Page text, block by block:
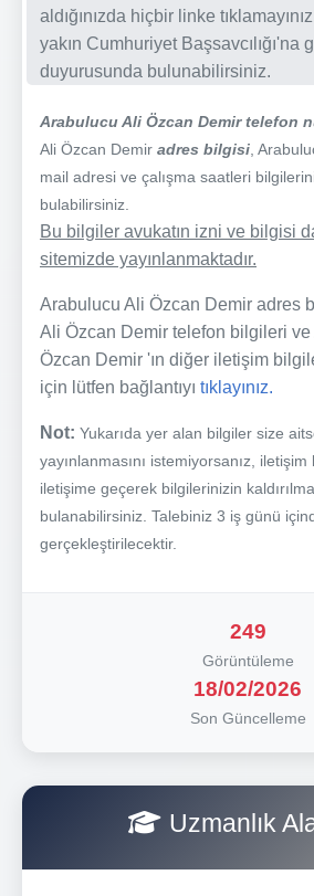
aldığınızda hiçbir linke
yakın Cumhuriyet Başsavcılığı'na
duyurusunda bulunabilirsiniz.
Arabulucu Ali Özcan Demir telefon
Ali Özcan Demir adres bilgisi ,
mail adresi ve çalışma saatleri
bulabilirsiniz.
Bu bilgiler avukatın izni ve bilgisi
sitemizde yayınlanmaktadır.
Arabulucu Ali Özcan Demir adres
Ali Özcan Demir telefon bilgileri
Özcan Demir 'ın diğer iletişim
için lütfen bağlantıyı tıklayınız.
Not: Yukarıda yer alan bilgiler size
yayınlanmasını istemiyorsanız,
iletişime geçerek bilgilerinizin
bulanabilirsiniz. Talebiniz 3 iş günü
gerçekleştirilecektir.
249
Görüntüleme
18/02/2026
Son Güncelleme
Uzmanlık